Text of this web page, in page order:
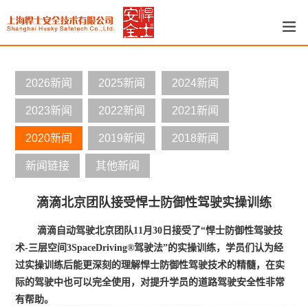
2026新闻 2025新闻 2024新闻
2023新闻 2022新闻 2021新闻
2020新闻 2019新闻 2018新闻
新闻链接 其他新闻
滴滴北京团队接受悍士防御性驾驶实操训练
滴滴自动驾驶北京团队11月30 日接受了“悍士防御性驾驶技
术-三层空间3SpaceDriving®驾驶法”的实操训练，学员们认为经
过实操训练后能更深刻的理解悍士防御性驾驶技术的精髓，在实
际的驾驶中也可以完全使用，对提升学员的道路驾驶安全性非常
有帮助。